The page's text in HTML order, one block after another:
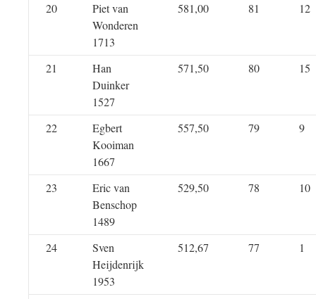
20
Piet van
Wonderen
1713
581,00 81 12
21
Han
Duinker
1527
571,50 80 15
22
Egbert
Kooiman
1667
557,50 79 9
23
Eric van
Benschop
1489
529,50 78 10
24
Sven
Heijdenrijk
1953
512,67 77 1